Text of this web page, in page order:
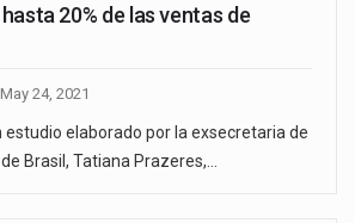
20% de las ventas de
May 24, 2021
estudio elaborado por la exsecretaria de
Brasil, Tatiana Prazeres,…